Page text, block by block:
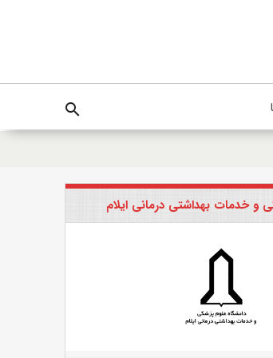
search
و خدمات بهداشتی درمانی ایلام